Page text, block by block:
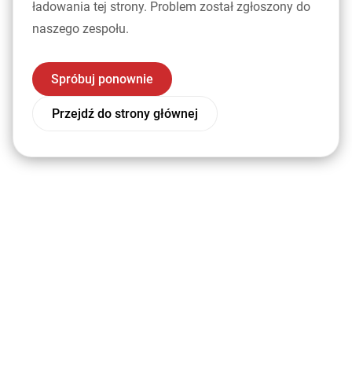
ładowania tej strony. Problem został zgłoszony do
naszego zespołu.
Spróbuj ponownie
Przejdź do strony głównej